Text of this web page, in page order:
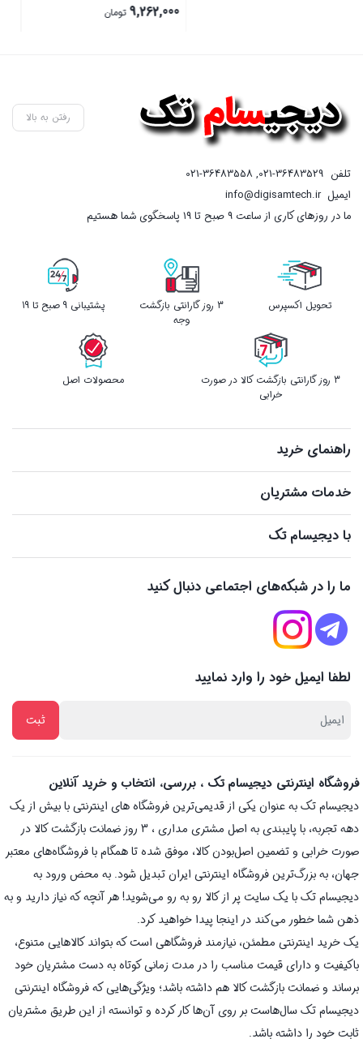
است.
رفتن به بالا
تلفن 021-36483529
,
021-36483558
ایمیلinfo@digisamtech.ir
ما در روزهای کاری از ساعت ۹ صبح تا ۱۹ پاسخگوی شما هستیم
تحویل اکسپرس
3 روز گارانتی بازگشت
وجه
پشتیبانی 9 صبح تا 19
3 روز گارانتی بازگشت کالا در صورت
خرابی
محصولات اصل
راهنمای خرید
خدمات مشتریان
با دیجیسام تک
ما را در شبکه‌های اجتماعی دنبال کنید
لطفا ایمیل خود را وارد نمایید
فروشگاه اینترنتی دیجیسام تک ، بررسی، انتخاب و خرید آنلاین
دیجیسام تک به عنوان یکی از قدیمی‌ترین فروشگاه های اینترنتی با بیش از یک
دهه تجربه، با پایبندی به اصل مشتری مداری ، 3 روز ضمانت بازگشت کالا در
صورت خرابی و تضمین اصل‌بودن کالا، موفق شده تا همگام با فروشگاه‌های معتبر
جهان، به بزرگ‌ترین فروشگاه اینترنتی ایران تبدیل شود. به محض ورود به
دیجیسام تک با یک سایت پر از کالا رو به رو می‌شوید! هر آنچه که نیاز دارید و به
ذهن شما خطور می‌کند در اینجا پیدا خواهید کرد.
یک خرید اینترنتی مطمئن، نیازمند فروشگاهی است که بتواند کالاهایی متنوع،
باکیفیت و دارای قیمت مناسب را در مدت زمانی کوتاه به دست مشتریان خود
برساند و ضمانت بازگشت کالا هم داشته باشد؛ ویژگی‌هایی که فروشگاه اینترنتی
دیجیسام تک سال‌هاست بر روی آن‌ها کار کرده و توانسته از این طریق مشتریان
ثابت خود را داشته باشد.